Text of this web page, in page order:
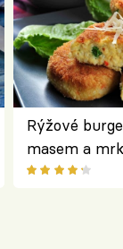
Rýžové
masem a
salátem –